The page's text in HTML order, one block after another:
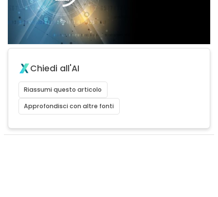
Chiedi all'AI
Riassumi questo articolo
Approfondisci con altre fonti